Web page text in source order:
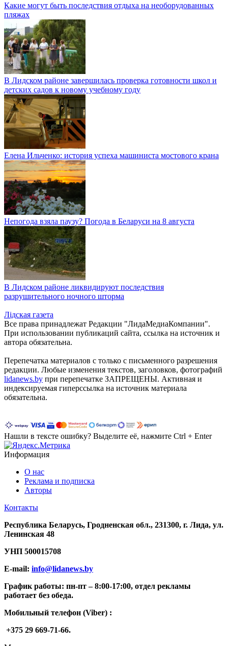
Какие могут быть последствия отдыха на необорудованных
пляжах
В Лидском районе завершилась проверка готовности школ и
детских садов к новому учебному году
Елена Ильченко: история успеха машиниста мостового крана
Непогода взяла паузу? Погода в Беларуси на 8 августа
В Лидском районе ликвидируют последствия
разрушительного ночного шторма
Лiдская газета
Все права принадлежат Редакции "ЛидаМедиаКомпании".
При использовании публикаций сайта, ссылка на источник и
автора обязательна.
Перепечатка материалов c только с письменного разрешения
редакции. Любые изменения текстов, заголовков, фотографий
lidanews.by при перепечатке ЗАПРЕЩЕНЫ. Активная и
индексируемая гиперссылка на источник материала
обязательна.
Нашли в тексте ошибку? Выделите её, нажмите Ctrl + Enter
Информация
О нас
Реклама и подписка
Авторы
Контакты
Республика Беларусь, Гродненская обл., 231300, г. Лида, ул.
Ленинская 48
УНП 500015708
E-mail: info@lidanews.by
График работы: пн-пт –8:00-17:00, отдел рекламы
работает без обеда.
Мобильный телефон (Viber) :
+375 29 669-71-66.